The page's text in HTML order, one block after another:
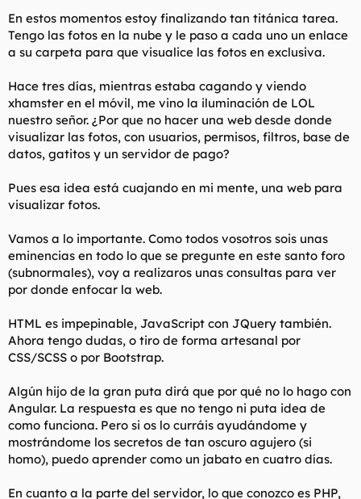
En estos momentos estoy finalizando tan titánica tarea.
Tengo las fotos en la nube y le paso a cada uno un enlace
a su carpeta para que visualice las fotos en exclusiva.
Hace tres días, mientras estaba cagando y viendo
xhamster en el móvil, me vino la iluminación de LOL
nuestro señor. ¿Por que no hacer una web desde donde
visualizar las fotos, con usuarios, permisos, filtros, base de
datos, gatitos y un servidor de pago?
Pues esa idea está cuajando en mi mente, una web para
visualizar fotos.
Vamos a lo importante. Como todos vosotros sois unas
eminencias en todo lo que se pregunte en este santo foro
(subnormales), voy a realizaros unas consultas para ver
por donde enfocar la web.
HTML es impepinable, JavaScript con JQuery también.
Ahora tengo dudas, o tiro de forma artesanal por
CSS/SCSS o por Bootstrap.
Algún hijo de la gran puta dirá que por qué no lo hago con
Angular. La respuesta es que no tengo ni puta idea de
como funciona. Pero si os lo curráis ayudándome y
mostrándome los secretos de tan oscuro agujero (si
homo), puedo aprender como un jabato en cuatro días.
En cuanto a la parte del servidor, lo que conozco es PHP,